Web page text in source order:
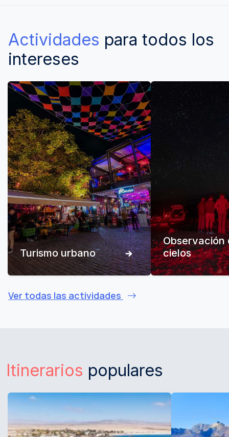
Actividades para todos los
intereses
Turismo urbano
Observación
cielos
Ver todas las actividades
Itinerarios populares